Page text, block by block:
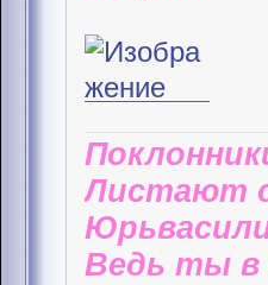
Листают
Ведь ты в